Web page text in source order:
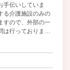
手伝いしていま
る介護施設のみの
すので、外部の一
行っておりませ
ま子育て応援宣言
産前・産休休業
業を取得しやす